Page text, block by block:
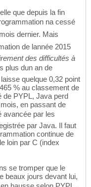
que depuis la fin
na cessé
dernier. Mais
de lannée 2015
des difficultés à
plus dun an de
quelque 0,32 point
% au classement de
de PYPL, Java perd
en passant de
avancée par les
par Java. Il faut
continue de
loin par C (index
se tromper que le
beaux jours devant lui,